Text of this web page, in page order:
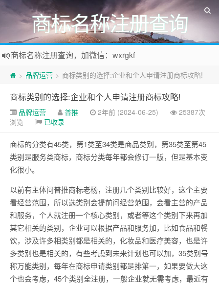
商标名称注册查询
商标名称注册查询，加微信：wxrgkf
商标注册和购买，加微信：wxrgkf
> 品牌运营 > 商标类别的选择:企业和个人申请注册商标攻略!
商标类别的选择:企业和个人申请注册商标攻略!
品牌运营 普推 2年前 (2024-06-25)
25387次
浏览
已收录
商标的分类有45类，第1类至34类是商品类别，第35类至第45
类别是服务类商标，商标分类每年都会修订一版，但是基本变
化很小。
以前有主体问普推商标老杨，注册几个类别比较好，这个主要
看经营范围，所以选类别会提前问经营范围，会看主营的产品
和服务，个人就注册一个核心类别，或者等这个类别下来再加
其它相关的类别，企业可以根据产品和服务加，比如食品和餐
饮，涉及许多相类别都是相关的，化妆品和医疗美容，也是许
多类别也是相关的，有些考虑到未来计划也可以加，35类别号
称万能类别，每年在商标申请类别都是排第一，如果要做大这
个也会考虑，45个类别全注册，一般企业就无需考虑，最近有